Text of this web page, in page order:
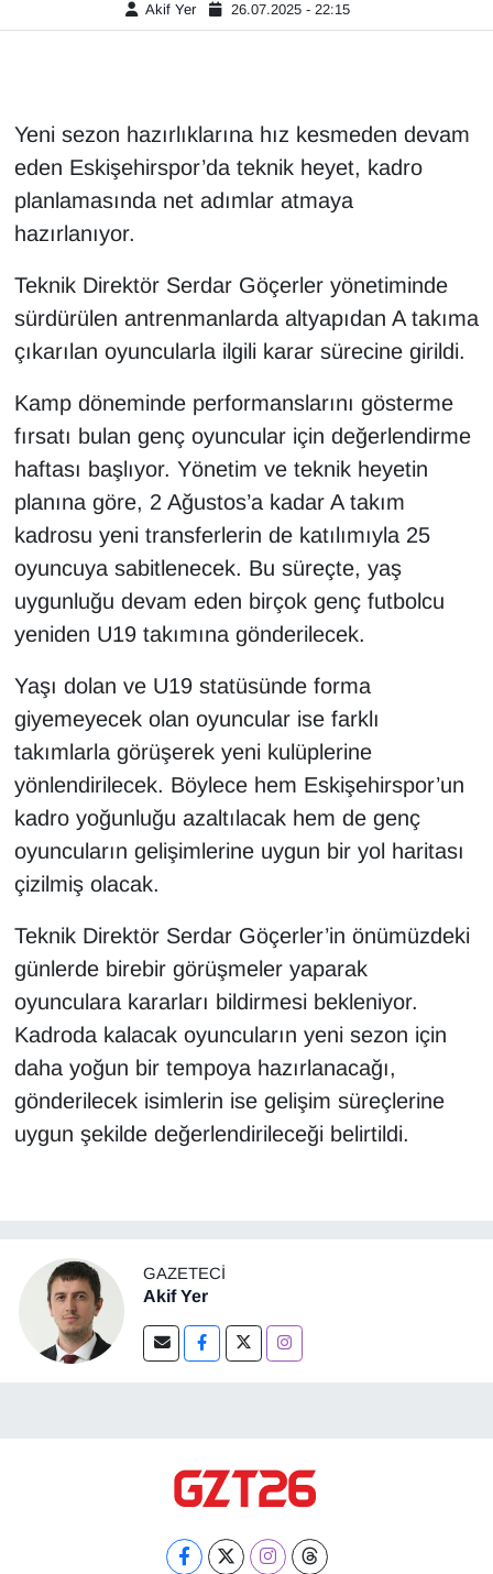
Akif Yer 26.07.2025 - 22:15
Yeni sezon hazırlıklarına hız kesmeden devam
eden Eskişehirspor’da teknik heyet, kadro
planlamasında net adımlar atmaya
hazırlanıyor.
Teknik Direktör Serdar Göçerler yönetiminde
sürdürülen antrenmanlarda altyapıdan A takıma
çıkarılan oyuncularla ilgili karar sürecine girildi.
Kamp döneminde performanslarını gösterme
fırsatı bulan genç oyuncular için değerlendirme
haftası başlıyor. Yönetim ve teknik heyetin
planına göre, 2 Ağustos’a kadar A takım
kadrosu yeni transferlerin de katılımıyla 25
oyuncuya sabitlenecek. Bu süreçte, yaş
uygunluğu devam eden birçok genç futbolcu
yeniden U19 takımına gönderilecek.
Yaşı dolan ve U19 statüsünde forma
giyemeyecek olan oyuncular ise farklı
takımlarla görüşerek yeni kulüplerine
yönlendirilecek. Böylece hem Eskişehirspor’un
kadro yoğunluğu azaltılacak hem de genç
oyuncuların gelişimlerine uygun bir yol haritası
çizilmiş olacak.
Teknik Direktör Serdar Göçerler’in önümüzdeki
günlerde birebir görüşmeler yaparak
oyunculara kararları bildirmesi bekleniyor.
Kadroda kalacak oyuncuların yeni sezon için
daha yoğun bir tempoya hazırlanacağı,
gönderilecek isimlerin ise gelişim süreçlerine
uygun şekilde değerlendirileceği belirtildi.
GAZETECI
Akif Yer